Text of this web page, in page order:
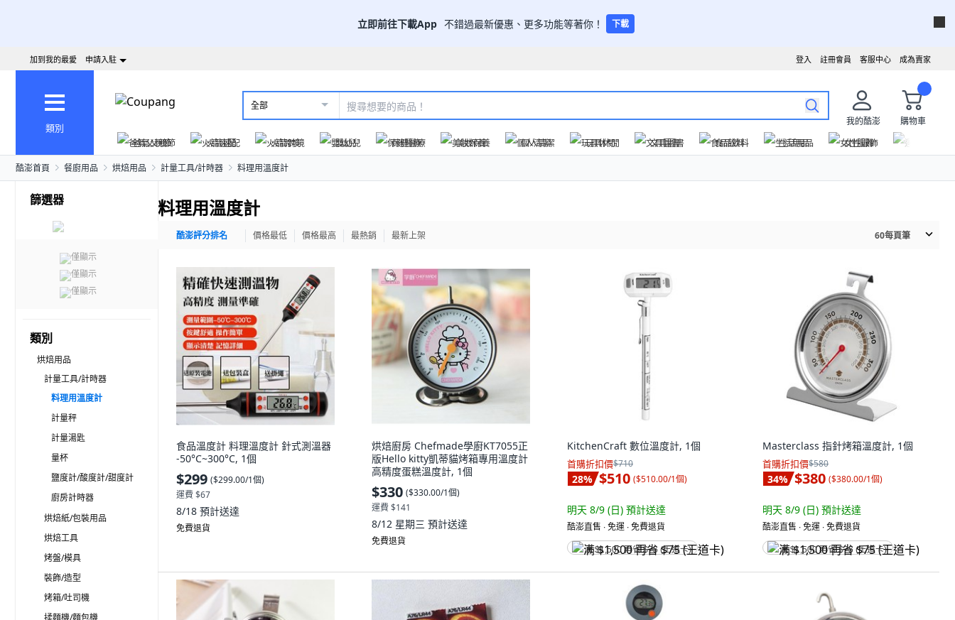
立即前往下載App 不錯過最新優惠、更多功能等著你！ 下載
成為賣家
客服中心
註冊會員
登入
加到我的最愛 申請入駐
類別
全部
我的酷澎
購物車
爸氣父親節
火箭速配 火箭跨境 嬰幼兒 保健醫療 美妝保養 個人清潔 玩具休閒 文具圖書 食品飲料 生活用品 女性服飾
酷澎首頁 餐廚用品 烘焙用品 計量工具/計時器 料理用溫度計
篩選器
僅顯示
僅顯示
僅顯示
類別
烘焙用品
計量工具/計時器
料理用溫度計
計量秤
計量湯匙
量杯
鹽度計/酸度計/甜度計
廚房計時器
烘焙紙/包裝用品
烘焙工具
烤盤/模具
裝飾/造型
烤箱/吐司機
揉麵機/麵包機
料理用溫度計
酷澎評分排名 價格最低 價格最高 最熱銷 最新上架 60每頁筆
食品溫度計 料理溫度計 針式測溫器
-50°C~300°C, 1個
$299 ($299.00/1個)
運費 $67
8/18 預計送達
免費退貨
烘焙廚房 Chefmade學廚KT7055正
版Hello kitty凱蒂貓烤箱專用溫度計
高精度蛋糕溫度計, 1個
$330 ($330.00/1個)
運費 $141
8/12 星期三 預計送達
免費退貨
KitchenCraft 數位溫度計, 1個
首購折扣價$710
28% $510 ($510.00/1個)
明天 8/9 (日) 預計送達
酷澎直售 ∙ 免運 ∙ 免費退貨
满 $1,500 再省 $75 (王道卡)
Masterclass 指針烤箱溫度計, 1個
首購折扣價$580
34% $380 ($380.00/1個)
明天 8/9 (日) 預計送達
酷澎直售 ∙ 免運 ∙ 免費退貨
满 $1,500 再省 $75 (王道卡)